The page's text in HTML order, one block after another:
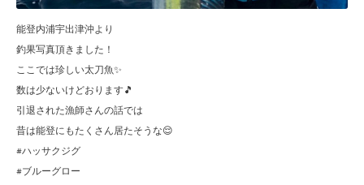
能登内浦宇出津沖より
釣果写真頂きました！
ここでは珍しい太刀魚✨
数は少ないけどおります🎵
引退された漁師さんの話では
昔は能登にもたくさん居たそうな😌
#ハッサクジグ
#ブルーグロー